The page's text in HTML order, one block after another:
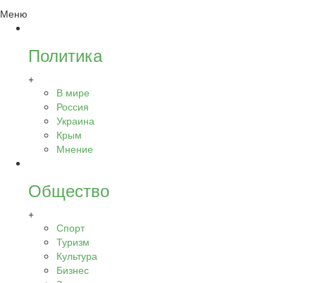
Меню
Политика
+
В мире
Россия
Украина
Крым
Мнение
Общество
+
Спорт
Туризм
Культура
Бизнес